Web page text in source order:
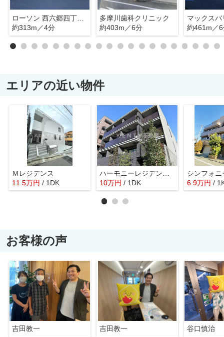
ローソン 西六郷四丁目店
約313m／4分
多摩川歯科クリニック
約403m／6分
約461m／
エリアの近い物件
Ｍレジデンス
11.5万円 / 1DK
10万円 / 1DK
シンフォニ
6.9万円 /
お客様の声
吉田教一 吉田教一 谷口慎治